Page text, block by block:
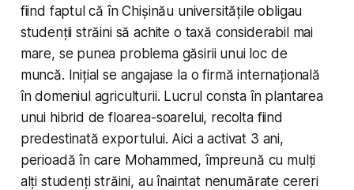
fiind faptul că în Chișinău universitățile obligau
studenții străini să achite o taxă considerabil mai
mare, se punea problema găsirii unui loc de
muncă. Inițial se angajase la o firmă internațională
în domeniul agriculturii. Lucrul consta în plantarea
unui hibrid de floarea-soarelui, recolta fiind
predestinată exportului. Aici a activat 3 ani,
perioadă în care Mohammed, împreună cu mulți
alți studenți străini, au înaintat nenumărate cereri